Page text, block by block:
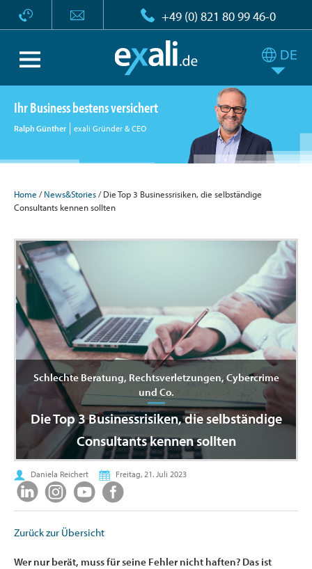
+49 (0) 821 80 99 46-0
Ihr Business bestens versichert
Ralph Günther exali Gründer & CEO
Home /News&Stories/ Die Top 3 Businessrisiken, die selbständige
Consultants kennen sollten
Schlechte Beratung, Rechtsverletzungen, Cybercrime
und Co.
Die Top 3 Businessrisiken, die selbständige
Consultants kennen sollten
Daniela Reichert Freitag, 21. Juli 2023
Zurück zur Übersicht
Wer nur berät, muss für seine Fehler nicht haften? Das ist